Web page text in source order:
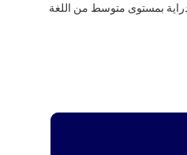
بمستوى متوسط من اللغة